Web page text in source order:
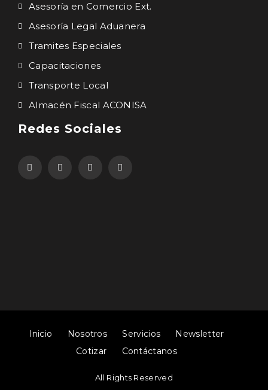
Asesoría en Comercio Ext.
Asesoría Legal Aduanera
Tramites Especiales
Capacitaciones
Transporte Local
Almacén Fiscal ACONISA
Redes Sociales
Inicio Nosotros Servicios
Newsletter
Cotizar
Contáctanos
All Rights Reserved